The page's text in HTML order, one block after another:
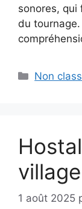
sonores, qui
du
Non
village
1 août 2025